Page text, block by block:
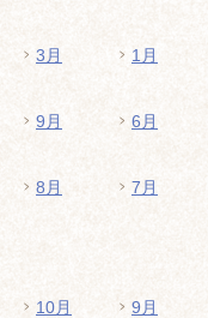
3月 1月
9月 6月
8月 7月
10月 9月